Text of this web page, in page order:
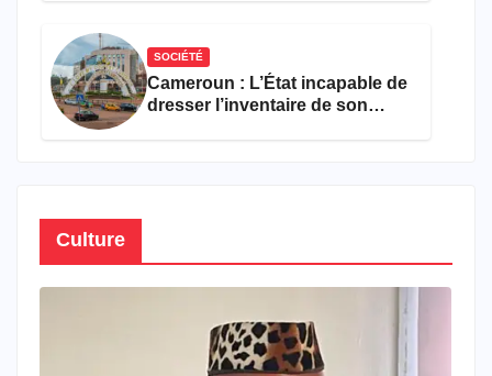
SOCIÉTÉ
Cameroun : L’État incapable de
dresser l’inventaire de son
Culture